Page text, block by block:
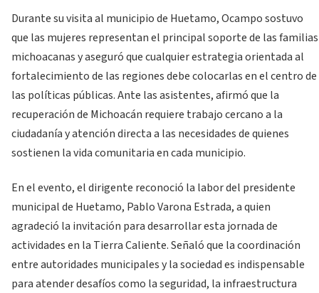
Durante su visita al municipio de Huetamo, Ocampo sostuvo
que las mujeres representan el principal soporte de las familias
michoacanas y aseguró que cualquier estrategia orientada al
fortalecimiento de las regiones debe colocarlas en el centro de
las políticas públicas. Ante las asistentes, afirmó que la
recuperación de Michoacán requiere trabajo cercano a la
ciudadanía y atención directa a las necesidades de quienes
sostienen la vida comunitaria en cada municipio.
En el evento, el dirigente reconoció la labor del presidente
municipal de Huetamo, Pablo Varona Estrada, a quien
agradeció la invitación para desarrollar esta jornada de
actividades en la Tierra Caliente. Señaló que la coordinación
entre autoridades municipales y la sociedad es indispensable
para atender desafíos como la seguridad, la infraestructura